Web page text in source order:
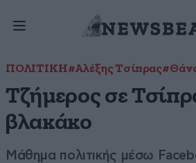
ΠΟΛΙΤΙΚΗ#Αλέξης Τσίπρας
Τζήμερος σε
βλακάκο
Μάθημα πολιτικής μέσω